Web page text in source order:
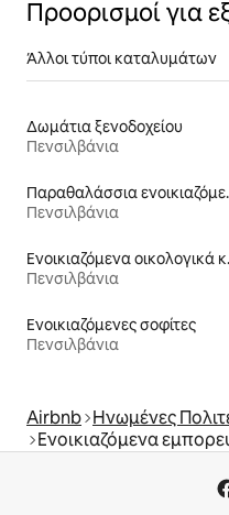
Προορισμοί για
Άλλοι τύποι καταλυμάτων
Δωμάτια ξενοδοχείου
Πενσιλβάνια
Πενσιλβάνια
Πενσιλβάνια
Ενοικιαζόμενες σοφίτες
Πενσιλβάνια
Airbnb Ηνωμένες
Ενοικιαζόμενα